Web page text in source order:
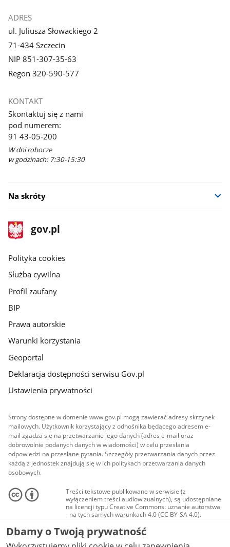
ADRES
ul. Juliusza Słowackiego 2
71-434 Szczecin
NIP 851-307-35-63
Regon 320-590-577
KONTAKT
Skontaktuj się z nami
pod numerem:
91 43-05-200
W dni robocze
w godzinach: 7:30-15:30
Na skróty
stopka
gov.pl
Strona
gov.pl
gov.pl
Polityka cookies
Służba cywilna
Profil zaufany
BIP
Prawa autorskie
Warunki korzystania
Geoportal
Deklaracja dostępności serwisu Gov.pl
Ustawienia prywatności
Strony dostępne w domenie www.gov.pl mogą zawierać adresy skrzynek
mailowych. Użytkownik korzystający z odnośnika będącego adresem e-
mail zgadza się na przetwarzanie jego danych (adres e-mail oraz
dobrowolnie podanych danych w wiadomości) w celu przesłania
odpowiedzi na przesłane pytania. Szczegóły przetwarzania danych przez
każdą z jednostek znajdują się w ich politykach przetwarzania danych
osobowych.
Treści tekstowe publikowane w serwisie (z
wyłączeniem treści audiowizualnych), są udostępniane
na licencji typu Creative Commons: uznanie autorstwa
- na tych samych warunkach 4.0 (CC BY-SA 4.0).
Materiały audiowizualne, w tym zdjęcia, materiały
audio i wideo, są udostępniane na licencji typu
Creative Commons: uznanie autorstwa użycie
Dbamy o Twoją prywatność